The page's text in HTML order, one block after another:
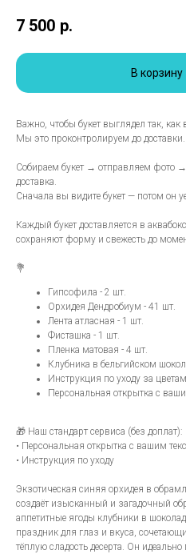
7 500 р.
В корзину
Важно, чтобы букет выглядел так, как
Мы это проконтролируем до доставки.
Собираем букет → отправляем фото
доставка.
Сначала вы видите букет — потом он
Каждый букет доставляется в
сохраняют форму и свежесть до
💐
Гипсофила - 2 шт.
Орхидея Дендробиум - 41 шт.
Лента атласная - 1 шт.
Фисташка - 1 шт.
Пленка матовая - 4 шт.
Клубника в бельгийском
Инструкция по уходу за
Персональная открытка с
🎁 Наш стандарт сервиса (без доплат):
• Персональная открытка с вашим
• Инструкция по уходу
Экзотическая синяя орхидея в
создаёт изысканный и загадочный
аппетитные ягоды клубники в
праздник для глаз и вкуса,
тёплую сладость десерта. Он идеально